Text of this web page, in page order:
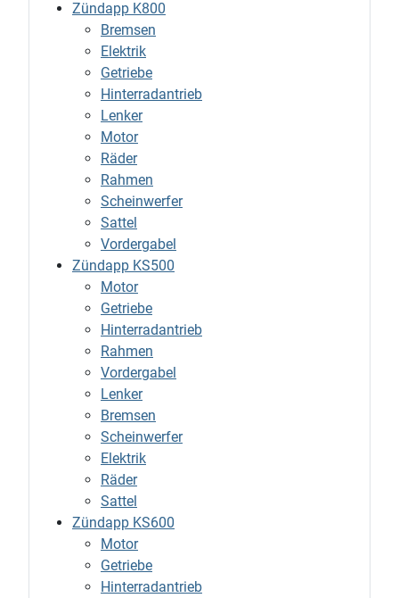
Zündapp K800
Bremsen
Elektrik
Getriebe
Hinterradantrieb
Lenker
Motor
Räder
Rahmen
Scheinwerfer
Sattel
Vordergabel
Zündapp KS500
Motor
Getriebe
Hinterradantrieb
Rahmen
Vordergabel
Lenker
Bremsen
Scheinwerfer
Elektrik
Räder
Sattel
Zündapp KS600
Motor
Getriebe
Hinterradantrieb